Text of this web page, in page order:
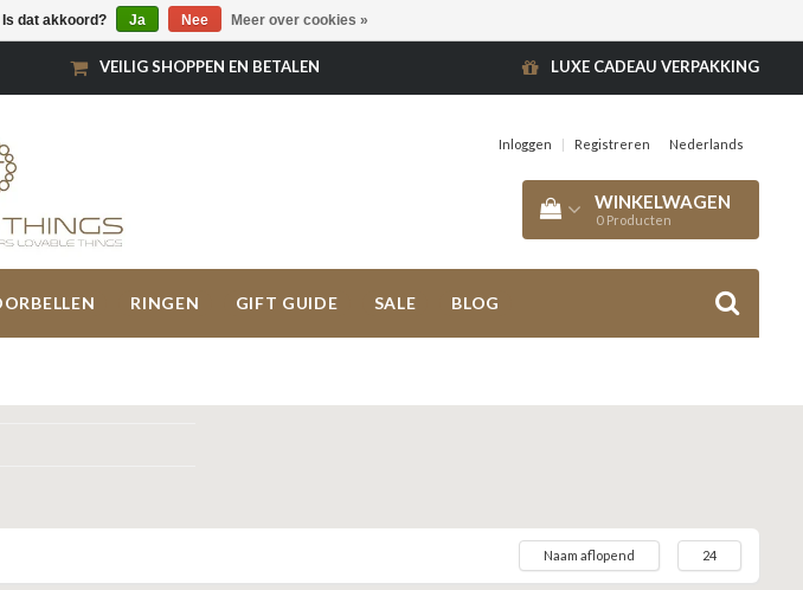
VEILIG SHOPPEN EN BETALEN LUXE CADEAU VERPAKKING
Inloggen | Registreren Nederlands
WINKELWAGEN
0 Producten
RINGEN GIFT GUIDE SALE BLOG
Naam aflopend 24
dat akkoord? Ja Nee Meer over cookies »